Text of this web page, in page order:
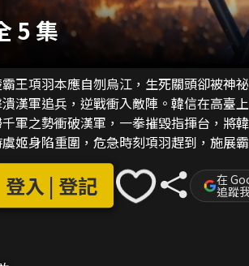
5 集
王項羽本應自刎烏江，生死關頭卻被神
漢軍追兵，逆戰衝入敵陣。韓信在高臺
軍之勢衝破漢軍，一拳摧毀指揮台，將
姬身陷重圍，危急時刻項羽趕到，施展
進劉邦大營，漢軍望風披靡。負傷的韓
邦驚恐跪地求饒，項羽歷數其背信棄義之舉
項羽攜虞姬登高一呼，廢除苛法、大赦
登入 | 登記 在
追蹤